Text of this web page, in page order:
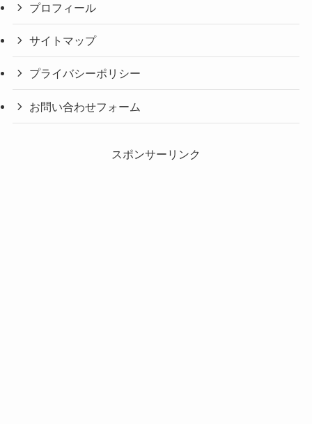
プロフィール
サイトマップ
プライバシーポリシー
お問い合わせフォーム
スポンサーリンク